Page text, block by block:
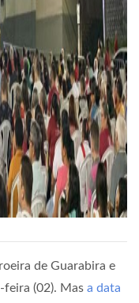
de Guarabira e
feira (02). Mas a data